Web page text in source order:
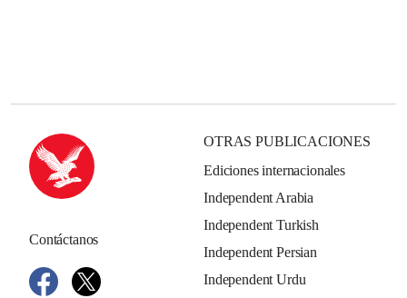
Contáctanos
OTRAS PUBLICACIONES
Ediciones internacionales
Independent Arabia
Independent Turkish
Independent Persian
Independent Urdu